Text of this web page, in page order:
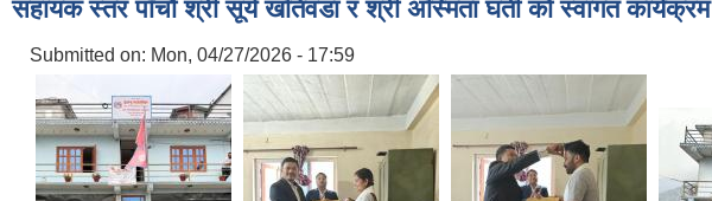
सहायक स्तर पाँचौ श्री सूर्य खतिवडा र श्री अस्मिता घर्ती को स्वागत कार्यक्रम
Submitted on: Mon, 04/27/2026 - 17:59